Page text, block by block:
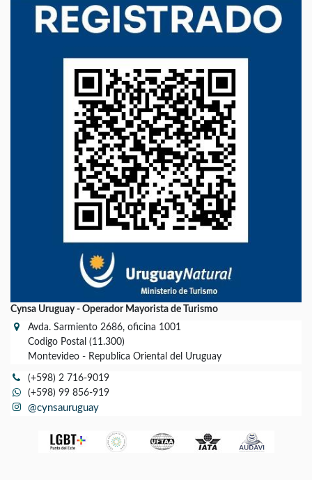
Cynsa Uruguay - Operador Mayorista de Turismo
Avda. Sarmiento 2686, oficina 1001
Codigo Postal (11.300)
Montevideo - Republica Oriental del Uruguay
(+598) 2 716-9019
(+598) 99 856-919
@cynsauruguay